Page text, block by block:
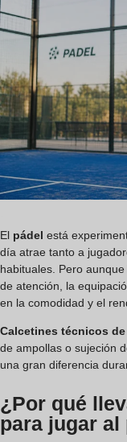
El pádel está
día atrae tanto a
habituales. Pero
de atención, la
en la comodidad y el
Calcetines técnicos
de ampollas o sujeción
una gran diferencia
¿Por qué
para jugar al